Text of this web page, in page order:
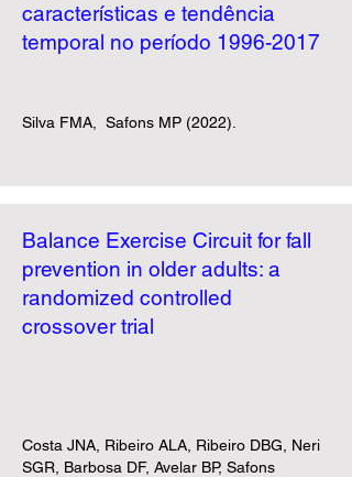
características e tendência
temporal no período 1996-2017
Silva FMA, Safons MP (2022).
Balance Exercise Circuit for fall
prevention in older adults: a
randomized controlled
crossover trial
Costa JNA, Ribeiro ALA, Ribeiro DBG, Neri
SGR, Barbosa DF, Avelar BP, Safons